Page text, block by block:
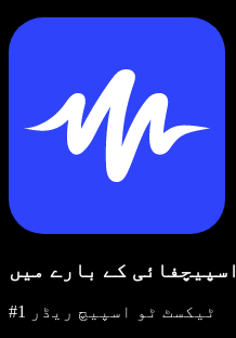
اسپیچفائی کے بارے میں
#1 ٹیکسٹ ٹو اسپیچ ریڈر